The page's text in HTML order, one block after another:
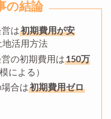
の結論
営は初期費用が安
地活用方法
の初期費用は150万
による）
合は初期費用ゼロ